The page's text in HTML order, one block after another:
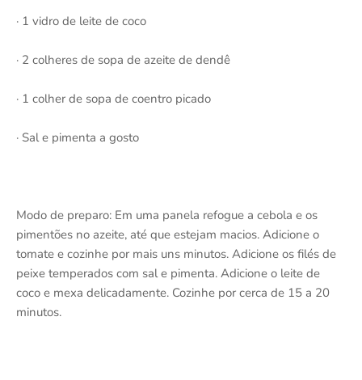
· 1 vidro de leite de coco
· 2 colheres de sopa de azeite de dendê
· 1 colher de sopa de coentro picado
· Sal e pimenta a gosto
Modo de preparo: Em uma panela refogue a cebola e os
pimentões no azeite, até que estejam macios. Adicione o
tomate e cozinhe por mais uns minutos. Adicione os filés de
peixe temperados com sal e pimenta. Adicione o leite de
coco e mexa delicadamente. Cozinhe por cerca de 15 a 20
minutos.